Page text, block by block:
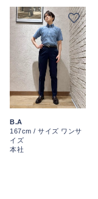
B.A
167cm / サイズ ワンサ
イズ
本社